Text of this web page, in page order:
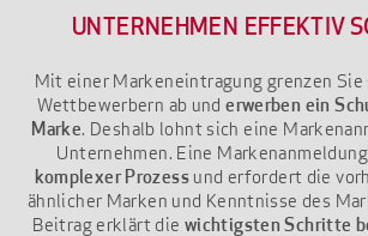
UNTERNEHMEN EFFEKTIV
Mit einer Markeneintragung grenzen Sie
Wettbewerbern ab underwerben ein
Marke. Deshalb lohnt sich eine
Unternehmen. Eine
komplexer Prozess und erfordert die
ähnlicher Marken und Kenntnisse des
Beitrag erklärt die wichtigsten Schritte